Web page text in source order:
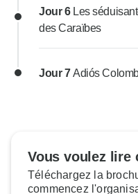
Jour 6 Les
des Caraïbes
Jour 7Adiós
Vous voulez lire
Téléchargez la
commencez